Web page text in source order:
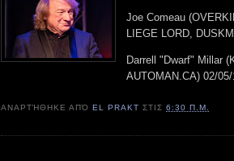
Joe Comeau
LIEGE LORD,
Darrell "Dwarf" Millar
AUTOMAN.CA) 02/05/
ΑΝΑΡΤΉΘΗΚΕ ΑΠΌEL PRAKT ΣΤΙΣ6:30 Π.Μ.